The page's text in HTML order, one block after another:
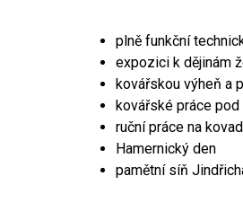
plně funkční
expozici k dějinám
kovářskou výheň a
kovářské práce pod
ruční práce na
Hamernický den
pamětní síň